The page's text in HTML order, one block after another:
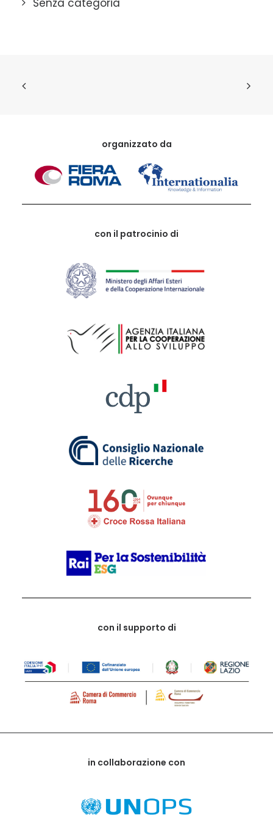
Senza categoria
organizzato da
con il patrocinio di
con il supporto di
in collaborazione con